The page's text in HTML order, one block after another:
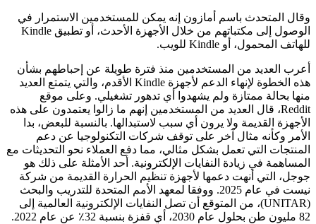
وقال المتحدث باسم أمازون إنه يمكن للمستخدمين الاستمرار في
الوصول إلى مكتباتهم من خلال الأجهزة الأحدث، أو تطبيق Kindle
للهاتف المحمول، أو Kindle للويب.
أعرب العديد من المستخدمين منذ فترة طويلة عن إحباطهم بشأن
هذه الخطوة لإنهاء الدعم لأجهزة Kindle الأقدم، والتي يتمتع العديد
منها بحالة ممتازة ولم يشهدوا أي تدهور تشغيلي. وعلى موقع
Reddit، قال العديد من المستخدمين إنهم ما زالوا يعتمدون على هذه
الأجهزة القديمة ولا يرون أي سبب لاستبدالها. بالنسبة للبعض، بدا
الأمر وكأنه مثال آخر على توقف شركات التكنولوجيا عن دعم
المنتجات التي تعمل بشكل مثالي، مما دفع العملاء نحو التحديثات مع
المساهمة في زيادة النفايات الإلكترونية. أحد الأمثلة على ذلك هو
جوجل، التي أنهت دعمها لأجهزة تنظيم الحرارة القديمة من شركة
نيست في عام 2025. ووفقا لمعهد الأمم المتحدة للتدريب والبحث
(UNITAR)، من المتوقع أن تصل النفايات الإلكترونية العالمية إلى
82 مليون طن بحلول عام 2030، أي قفزة بنسبة 32٪ عن عام 2022.